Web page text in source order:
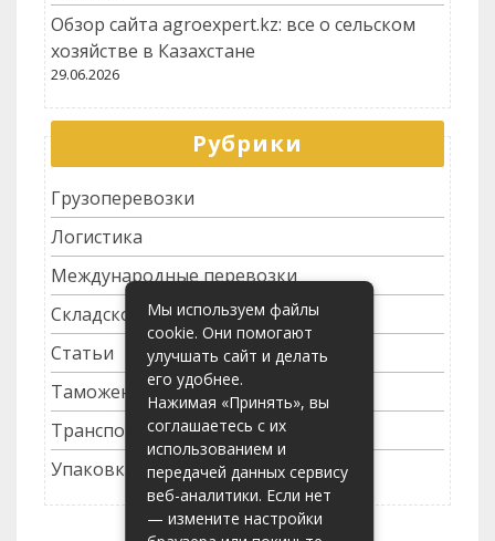
Обзор сайта agroexpert.kz: все о сельском
хозяйстве в Казахстане
29.06.2026
Рубрики
Грузоперевозки
Логистика
Международные перевозки
Складское хозяйство
Статьи
Таможенное оформление
Транспортные услуги
Упаковка грузов
Мы используем файлы
cookie. Они помогают
улучшать сайт и делать
его удобнее.
Нажимая «Принять», вы
соглашаетесь с их
использованием и
передачей данных сервису
веб-аналитики. Если нет
— измените настройки